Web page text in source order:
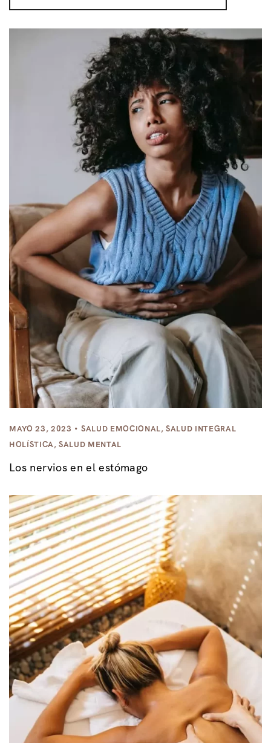
MAYO 23, 2023 SALUD EMOCIONAL,SALUD INTEGRAL
HOLÍSTICA,SALUD MENTAL
Los nervios en el estómago